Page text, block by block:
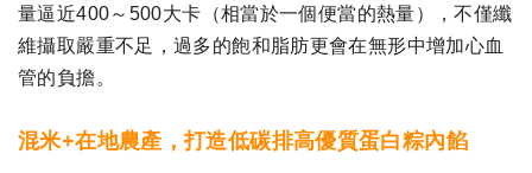
量逼近400～500大卡（相當於一個便當的熱量），不僅纖
維攝取嚴重不足，過多的飽和脂肪更會在無形中增加心血
管的負擔。
混米+在地農產，打造低碳排高優質蛋白粽內餡